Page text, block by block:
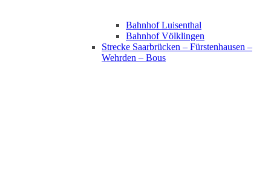
Bahnhof Luisenthal
Bahnhof Völklingen
Strecke Saarbrücken – Fürstenhausen –
Wehrden – Bous